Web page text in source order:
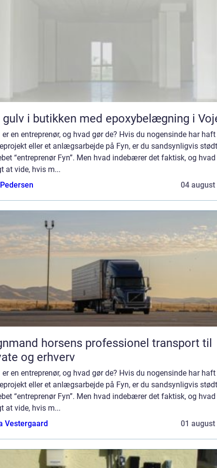
gulv i butikken med epoxybelægning i
er en entreprenør, og hvad gør de? Hvis du nogensinde har haft
eller et anlægsarbejde på Fyn, er du sandsynligvis
“entreprenør Fyn”. Men hvad indebærer det faktisk, og hvad
at vide, hvis m...
04 august
horsens professionel transport til
og erhverv
er en entreprenør, og hvad gør de? Hvis du nogensinde har haft
eller et anlægsarbejde på Fyn, er du sandsynligvis
“entreprenør Fyn”. Men hvad indebærer det faktisk, og hvad
at vide, hvis m...
Vestergaard
01 august